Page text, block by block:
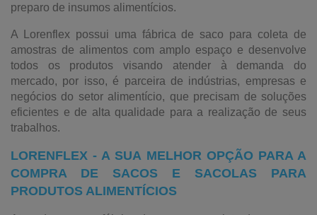
preparo de insumos alimentícios.
A Lorenflex possui uma fábrica de saco para coleta de
amostras de alimentos com amplo espaço e desenvolve
todos os produtos visando atender à demanda do
mercado, por isso, é parceira de indústrias, empresas e
negócios do setor alimentício, que precisam de soluções
eficientes e de alta qualidade para a realização de seus
trabalhos.
LORENFLEX - A SUA MELHOR OPÇÃO PARA A
COMPRA DE SACOS E SACOLAS PARA
PRODUTOS ALIMENTÍCIOS